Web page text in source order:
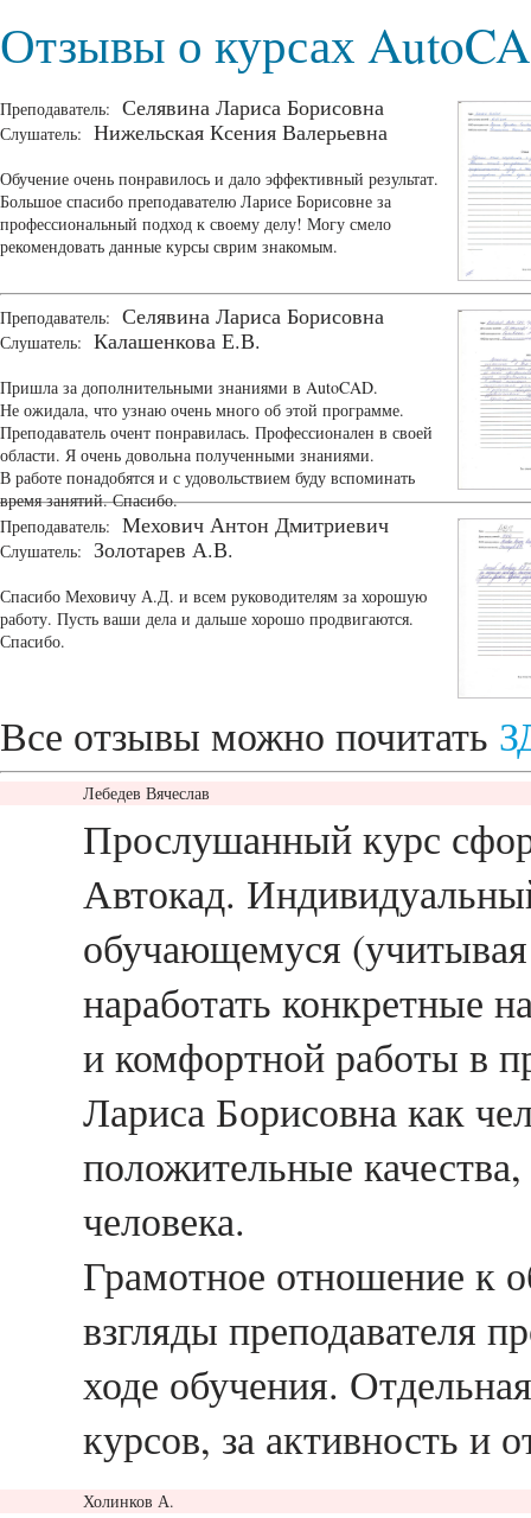
Отзывы о курсах
Преподаватель: Селявина Лариса Борисовна
Слушатель: Нижельская Ксения Валерьевна
Обучение очень понравилось и дало эффективный результат.
Большое спасибо преподавателю Ларисе Борисовне за
профессиональный подход к своему делу! Могу смело
рекомендовать данные курсы сврим знакомым.
Преподаватель: Селявина Лариса Борисовна
Слушатель: Калашенкова Е.В.
Пришла за дополнительными знаниями в AutoCAD.
Не ожидала, что узнаю очень много об этой программе.
Преподаватель очент понравилась. Профессионален в своей
области. Я очень довольна полученными знаниями.
В работе понадобятся и с удовольствием буду вспоминать
время занятий. Спасибо.
Преподаватель: Мехович Антон Дмитриевич
Слушатель: Золотарев А.В.
Спасибо Меховичу А.Д. и всем руководителям за хорошую
работу. Пусть ваши дела и дальше хорошо продвигаются.
Спасибо.
Все отзывы можно почитать
Лебедев Вячеслав
Прослушанный курс
Автокад.
обучающемуся
наработать конкретные
и комфортной работы в
Лариса Борисовна как
положительные
человека.
Грамотное отношение к
взгляды преподавателя
ходе обучения.
курсов, за активность и
Холинков А.